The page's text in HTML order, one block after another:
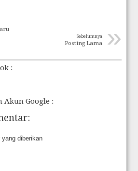
»
Sebelumnya
Posting Lama
:
Akun Google :
diberikan